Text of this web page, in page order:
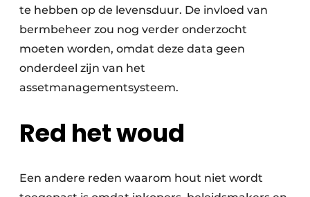
te hebben op de levensduur. De invloed van
bermbeheer zou nog verder onderzocht
moeten worden, omdat deze data geen
onderdeel zijn van het
assetmanagementsysteem.
Red het woud
Een andere reden waarom hout niet wordt